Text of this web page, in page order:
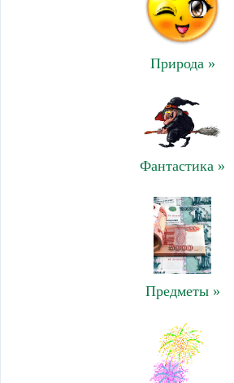
Природа »
Фантастика »
Предметы »